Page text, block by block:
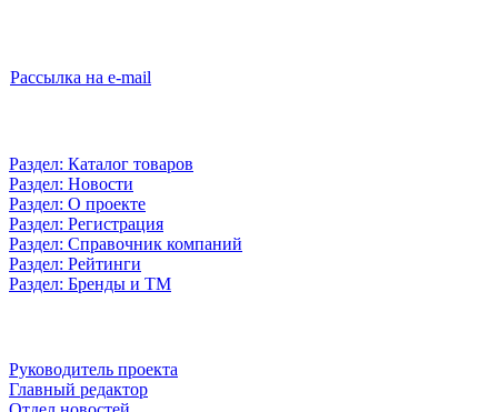
Рассылка на e-mail
Раздел: Каталог товаров
Раздел: Новости
Раздел: О проекте
Раздел: Регистрация
Раздел: Справочник компаний
Раздел: Рейтинги
Раздел: Бренды и ТМ
Руководитель проекта
Главный редактор